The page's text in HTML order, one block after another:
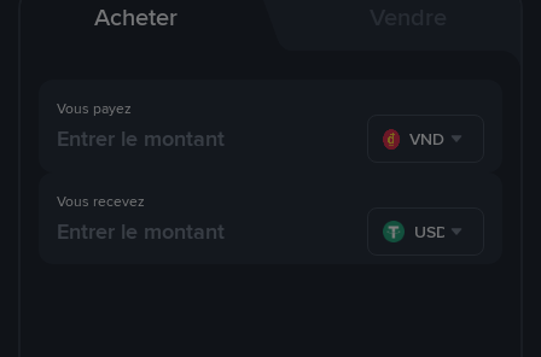
Acheter
Vous payez
VND
Vous recevez
USDT